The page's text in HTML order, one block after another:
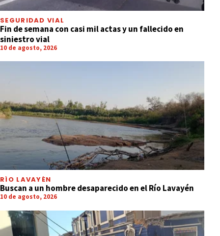
SEGURIDAD VIAL
Fin de semana con casi mil actas y un fallecido en
siniestro vial
10 de agosto, 2026
RÍO LAVAYÉN
Buscan a un hombre desaparecido en el Río Lavayén
10 de agosto, 2026